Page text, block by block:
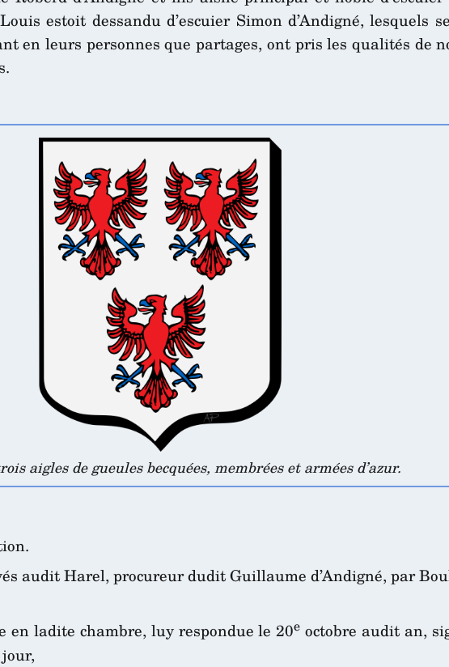
estoit dessandu d’escuier Simon d’Andigné, lesquels
en leurs personnes que partages, ont pris les qualités de
aigles de gueules becquées, membrées et armées d’azur.
audit Harel, procureur dudit Guillaume d’Andigné, par
en ladite chambre, luy respondue le 20e octobre audit an,